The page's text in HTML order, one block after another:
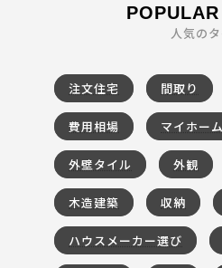
人気の
注文住宅 間取り
費用相場 マイホーム
外壁タイル 外観
木造建築 収納
ハウスメーカー選び